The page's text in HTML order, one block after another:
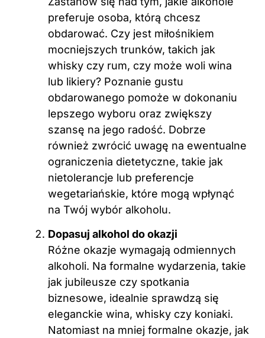
preferuje osoba, którą chcesz
obdarować. Czy jest miłośnikiem
mocniejszych trunków, takich jak
whisky czy rum, czy może woli wina
lub likiery? Poznanie gustu
obdarowanego pomoże w dokonaniu
lepszego wyboru oraz zwiększy
szansę na jego radość. Dobrze
również zwrócić uwagę na ewentualne
ograniczenia dietetyczne, takie jak
nietolerancje lub preferencje
wegetariańskie, które mogą wpłynąć
na Twój wybór alkoholu.
Dopasuj alkohol do okazji
Różne okazje wymagają odmiennych
alkoholi. Na formalne wydarzenia, takie
jak jubileusze czy spotkania
biznesowe, idealnie sprawdzą się
eleganckie wina, whisky czy koniaki.
Natomiast na mniej formalne okazje, jak